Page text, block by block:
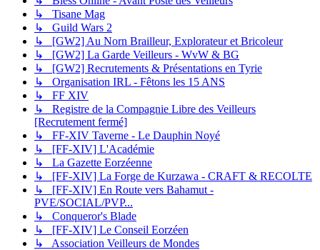
↳ Tisane Mag
↳ Guild Wars 2
↳ [GW2] Au Norn Brailleur, Explorateur et Bricoleur
↳ [GW2] La Garde Veilleurs - WvW & BG
↳ [GW2] Recrutements & Présentations en Tyrie
↳ Organisation IRL - Fêtons les 15 ANS
↳ FF XIV
↳ Registre de la Compagnie Libre des Veilleurs
[Recrutement fermé]
↳ FF-XIV Taverne - Le Dauphin Noyé
↳ [FF-XIV] L'Académie
↳ La Gazette Eorzéenne
↳ [FF-XIV] La Forge de Kurzawa - CRAFT & RECOLTE
↳ [FF-XIV] En Route vers Bahamut -
PVE/SOCIAL/PVP...
↳ Conqueror's Blade
↳ [FF-XIV] Le Conseil Eorzéen
↳ Association Veilleurs de Mondes